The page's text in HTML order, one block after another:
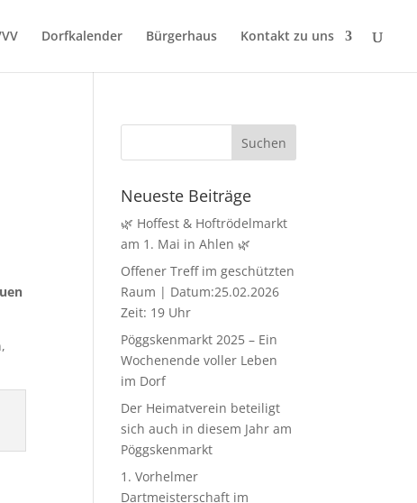
Dorfkalender Bürgerhaus Kontakt zu uns
Neueste Beiträge
🌿 Hoffest & Hoftrödelmarkt
am 1. Mai in Ahlen 🌿
Offener Treff im geschützten
Raum | Datum:25.02.2026
Zeit: 19 Uhr
Pöggskenmarkt 2025 – Ein
Wochenende voller Leben
im Dorf
Der Heimatverein beteiligt
sich auch in diesem Jahr am
Pöggskenmarkt
1. Vorhelmer
Dartmeisterschaft im